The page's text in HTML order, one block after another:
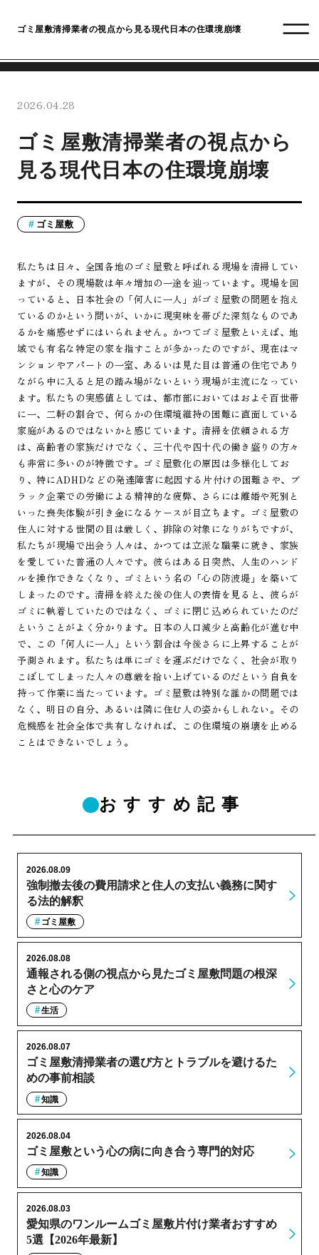
ゴミ屋敷清掃業者の視点から見る現代日本の住環境崩壊
2026.04.28
ゴミ屋敷清掃業者の視点から
見る現代日本の住環境崩壊
ゴミ屋敷
私たちは日々、全国各地のゴミ屋敷と呼ばれる現場を清掃してい
ますが、その現場数は年々増加の一途を辿っています。現場を回
っていると、日本社会の「何人に一人」がゴミ屋敷の問題を抱え
ているのかという問いが、いかに現実味を帯びた深刻なものであ
るかを痛感せずにはいられません。かつてゴミ屋敷といえば、地
域でも有名な特定の家を指すことが多かったのですが、現在はマ
ンションやアパートの一室、あるいは見た目は普通の住宅であり
ながら中に入ると足の踏み場がないという現場が主流になってい
ます。私たちの実感値としては、都市部においてはおよそ百世帯
に一、二軒の割合で、何らかの住環境維持の困難に直面している
家庭があるのではないかと感じています。清掃を依頼される方
は、高齢者の家族だけでなく、三十代や四十代の働き盛りの方々
も非常に多いのが特徴です。ゴミ屋敷化の原因は多様化してお
り、特にADHDなどの発達障害に起因する片付けの困難さや、ブ
ラック企業での労働による精神的な疲弊、さらには離婚や死別と
いった喪失体験が引き金になるケースが目立ちます。ゴミ屋敷の
住人に対する世間の目は厳しく、排除の対象になりがちですが、
私たちが現場で出会う人々は、かつては立派な職業に就き、家族
を愛していた普通の人々です。彼らはある日突然、人生のハンド
ルを操作できなくなり、ゴミという名の「心の防波堤」を築いて
しまったのです。清掃を終えた後の住人の表情を見ると、彼らが
ゴミに執着していたのではなく、ゴミに閉じ込められていたのだ
ということがよく分かります。日本の人口減少と高齢化が進む中
で、この「何人に一人」という割合は今後さらに上昇することが
予測されます。私たちは単にゴミを運ぶだけでなく、社会が取り
こぼしてしまった人々の尊厳を拾い上げているのだという自負を
持って作業に当たっています。ゴミ屋敷は特別な誰かの問題では
なく、明日の自分、あるいは隣に住む人の姿かもしれない。その
危機感を社会全体で共有しなければ、この住環境の崩壊を止める
ことはできないでしょう。
おすすめ記事
強制撤去後の費用請求と住人の支払い義務に関す
る法的解釈
2026.08.09
ゴミ屋敷
通報される側の視点から見たゴミ屋敷問題の根深
さと心のケア
2026.08.08
生活
ゴミ屋敷清掃業者の選び方とトラブルを避けるた
めの事前相談
2026.08.07
知識
ゴミ屋敷という心の病に向き合う専門的対応
2026.08.04
知識
愛知県のワンルームゴミ屋敷片付け業者おすすめ
5選【2026年最新】
2026.08.03